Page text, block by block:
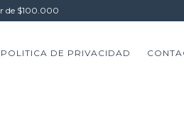
de $100.000
POLITICA DE PRIVACIDAD